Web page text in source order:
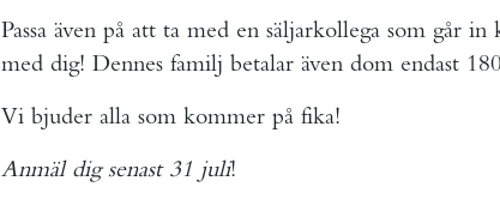
Passa även på att ta med en säljarkollega som går
med dig! Dennes familj betalar även dom endast
Vi bjuder alla som kommer på fika!
Anmäl dig senast 31 juli!